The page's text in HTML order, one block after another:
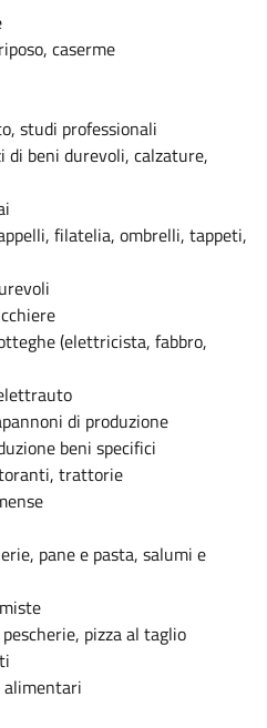
caserme
studi professionali
di beni durevoli, calzature,
filatelia, ombrelli, tappeti,
(elettricista, fabbro,
di produzione
beni specifici
trattorie
pane e pasta, salumi e
pizza al taglio
alimentari